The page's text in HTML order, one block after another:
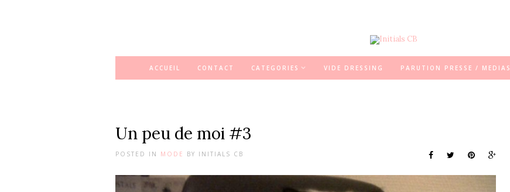
ACCUEIL CONTACT CATEGORIES VIDE DRESSING PARUTION PRESSE / MEDIAS
Un peu de moi #3
POSTED IN MODE BY INITIALS CB